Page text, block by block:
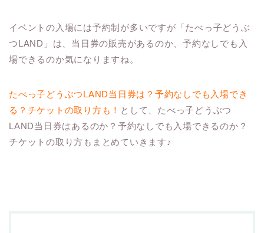
イベントの入場には予約制が多いですが「たべっ子どうぶ
つLAND」は、当日券の販売があるのか、予約なしでも入
場できるのか気になりますね。
たべっ子どうぶつLAND当日券は？予約なしでも入場でき
る？チケットの取り方も！ として、たべっ子どうぶつ
LAND当日券はあるのか？予約なしでも入場できるのか？
チケットの取り方もまとめていきます♪